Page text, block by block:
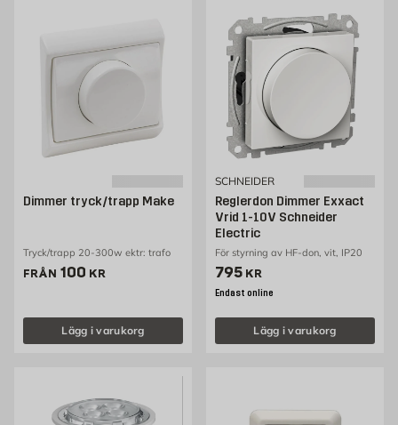
Dimmer tryck/trapp Make
Tryck/trapp 20-300w ektr: trafo
FRÅN Pris 100 kr
100 KR
Lägg i varukorg
SCHNEIDER
Reglerdon Dimmer Exxact
Vrid 1-10V Schneider
Electric
För styrning av HF-don, vit, IP20
Pris 795 kr
795 KR
Endast online
Lägg i varukorg